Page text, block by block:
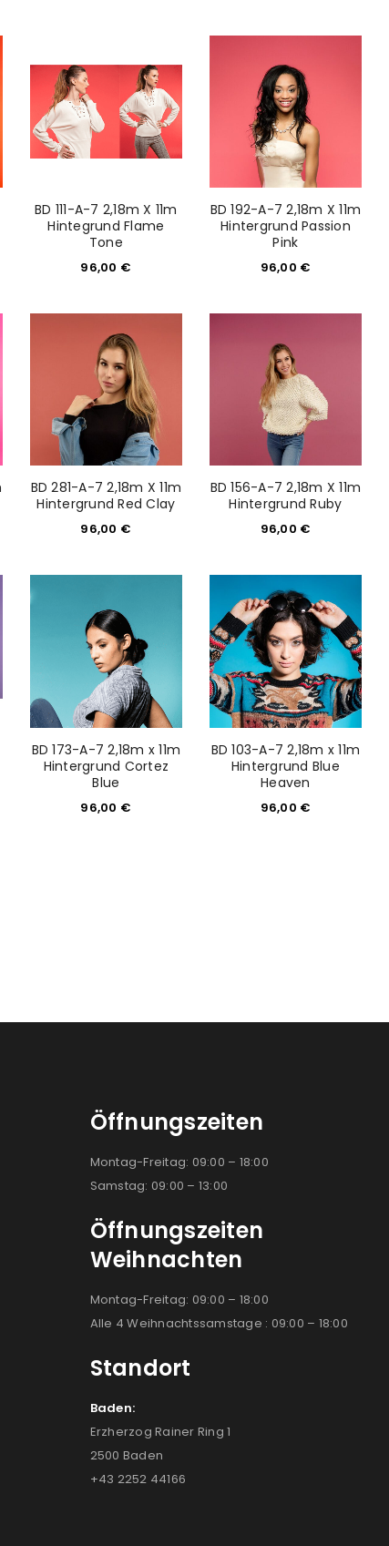
wird an deine E-
like to hear from us
eröffnen und akzeptiere die
BD 111-A-7 2,18m X 11m
Hintegrund Flame
Tone
96,00 €
BD 192-A-7 2,18m X 11m
Hintergrund Passion
Pink
96,00 €
BD 281-A-7 2,18m X 11m
Hintergrund Red Clay
96,00 €
BD 156-A-7 2,18m X 11m
Hintergrund Ruby
96,00 €
BD 173-A-7 2,18m x 11m
Hintergrund Cortez
Blue
96,00 €
BD 103-A-7 2,18m x 11m
Hintergrund Blue
Heaven
96,00 €
Öffnungszeiten
Montag-Freitag: 09:00 – 18:00
Samstag: 09:00 – 13:00
Öffnungszeiten
Weihnachten
Montag-Freitag: 09:00 – 18:00
Alle 4 Weihnachtssamstage : 09:00 – 18:00
Standort
Baden:
Erzherzog Rainer Ring 1
2500 Baden
+43 2252 44166